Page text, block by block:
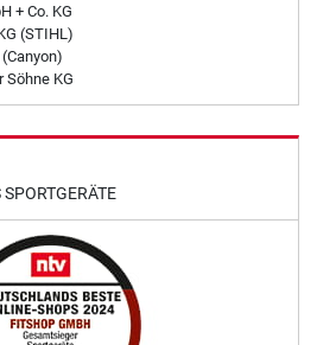
+ Co. KG
(STIHL)
Söhne KG